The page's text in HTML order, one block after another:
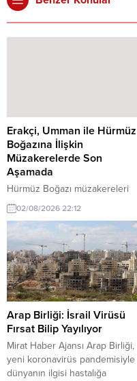
Erakçi, Umman ile Hürmüz
Boğazına İlişkin
Müzakerelerde Son
Aşamada
Hürmüz Boğazı müzakereleri
hakkında son gelişmeler. Erakçi,
Umman ile Hürmüz Boğazı’na
ilişkin müzakerelerde son
aşamada olduklarını bildirdi. Bu
durum, bölgedeki stratejik
gelişmeleri etkileyebilir.
02/08/2026 22:12
Arap Birliği: İsrail Virüsü
Fırsat Bilip Yayılıyor
Mirat Haber Ajansı Arap Birliği,
yeni koronavirüs pandemisiyle
dünyanın ilgisi hastalığa